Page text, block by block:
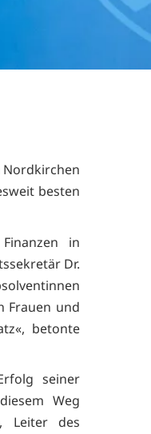
Nordkirchen
besten
in
Dr.
Frauen und
betonte
seiner
Weg
Leiter des